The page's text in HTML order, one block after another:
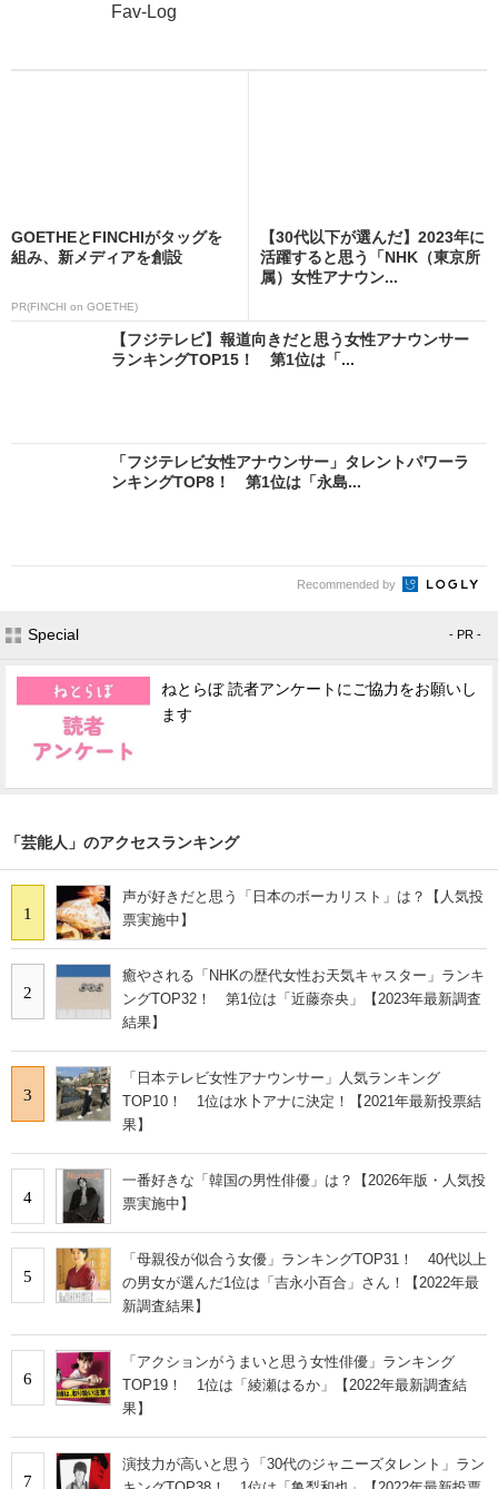
Fav-Log
GOETHEとFINCHIがタッグを
組み、新メディアを創設
PR(FINCHI on GOETHE)
【30代以下が選んだ】2023年に
活躍すると思う「NHK（東京所
属）女性アナウン...
【フジテレビ】報道向きだと思う女性アナウンサー
ランキングTOP15！ 第1位は「...
「フジテレビ女性アナウンサー」タレントパワーラ
ンキングTOP8！ 第1位は「永島...
Recommended by
Special - PR -
ねとらぼ 読者アンケートにご協力をお願いし
ます
「芸能人」のアクセスランキング
1
声が好きだと思う「日本のボーカリスト」は？【人気投
票実施中】
2
癒やされる「NHKの歴代女性お天気キャスター」ランキ
ングTOP32！ 第1位は「近藤奈央」【2023年最新調査
結果】
3
「日本テレビ女性アナウンサー」人気ランキング
TOP10！ 1位は水卜アナに決定！【2021年最新投票結
果】
4
一番好きな「韓国の男性俳優」は？【2026年版・人気投
票実施中】
5
「母親役が似合う女優」ランキングTOP31！ 40代以上
の男女が選んだ1位は「吉永小百合」さん！【2022年最
新調査結果】
6
「アクションがうまいと思う女性俳優」ランキング
TOP19！ 1位は「綾瀬はるか」【2022年最新調査結
果】
7
​​演技力が高いと思う「30代のジャニーズタレント」ラン